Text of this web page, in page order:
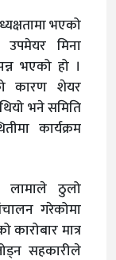
भएको
उपमेयर मिना
भएको हो ।
कारण शेयर
भने समिति
कार्यक्रम
लामाले ठुलो
गरेकोमा
मात्र
सहकारीले